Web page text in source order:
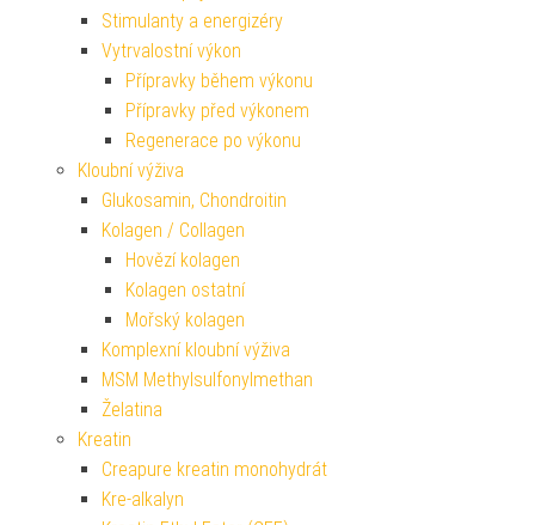
Stimulanty a energizéry
Vytrvalostní výkon
Přípravky během výkonu
Přípravky před výkonem
Regenerace po výkonu
Kloubní výživa
Glukosamin, Chondroitin
Kolagen / Collagen
Hovězí kolagen
Kolagen ostatní
Mořský kolagen
Komplexní kloubní výživa
MSM Methylsulfonylmethan
Želatina
Kreatin
Creapure kreatin monohydrát
Kre-alkalyn